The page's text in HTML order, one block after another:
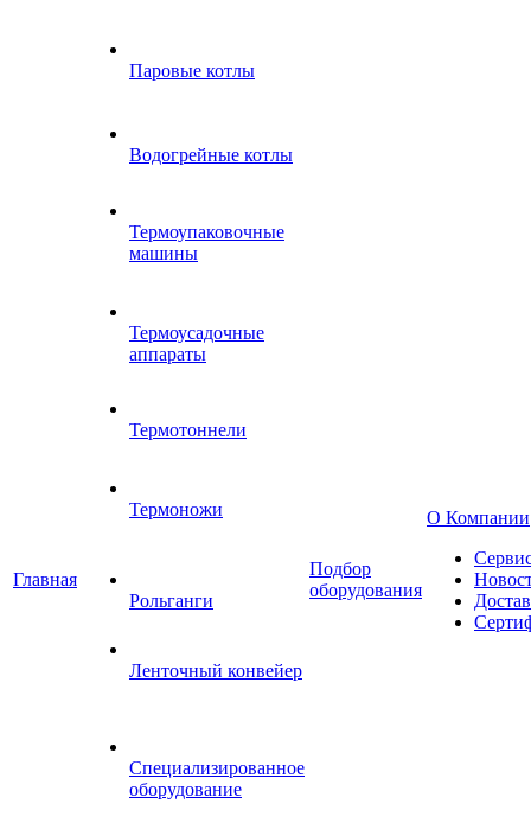
Главная
Паровые котлы
Водогрейные котлы
Термоупаковочные
машины
Термоусадочные
аппараты
Термотоннели
Термоножи
Рольганги
Ленточный конвейер
Специализированное
оборудование
Подбор
оборудования
О Компании